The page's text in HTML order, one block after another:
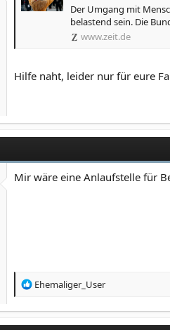
Der Umgang mit
belastend sein. Die
www.zeit.de
Hilfe naht, leider nur für eure
Mir wäre eine Anlaufstelle für
R
a
Ehemaliger_User